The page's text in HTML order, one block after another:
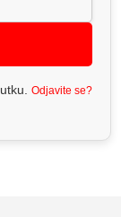
Odjavite se?